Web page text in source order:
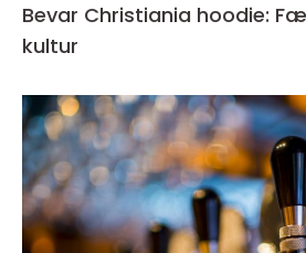
Bevar Christiania hoodie:
kultur